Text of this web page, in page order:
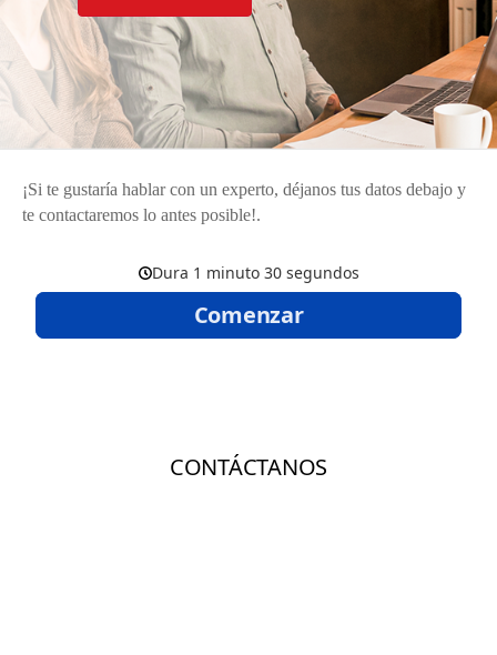
¡Si te gustaría hablar con un experto, déjanos tus datos debajo y
te contactaremos lo antes posible!.